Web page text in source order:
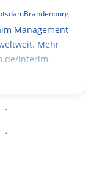
Brandenburg
Management
Mehr
interim-